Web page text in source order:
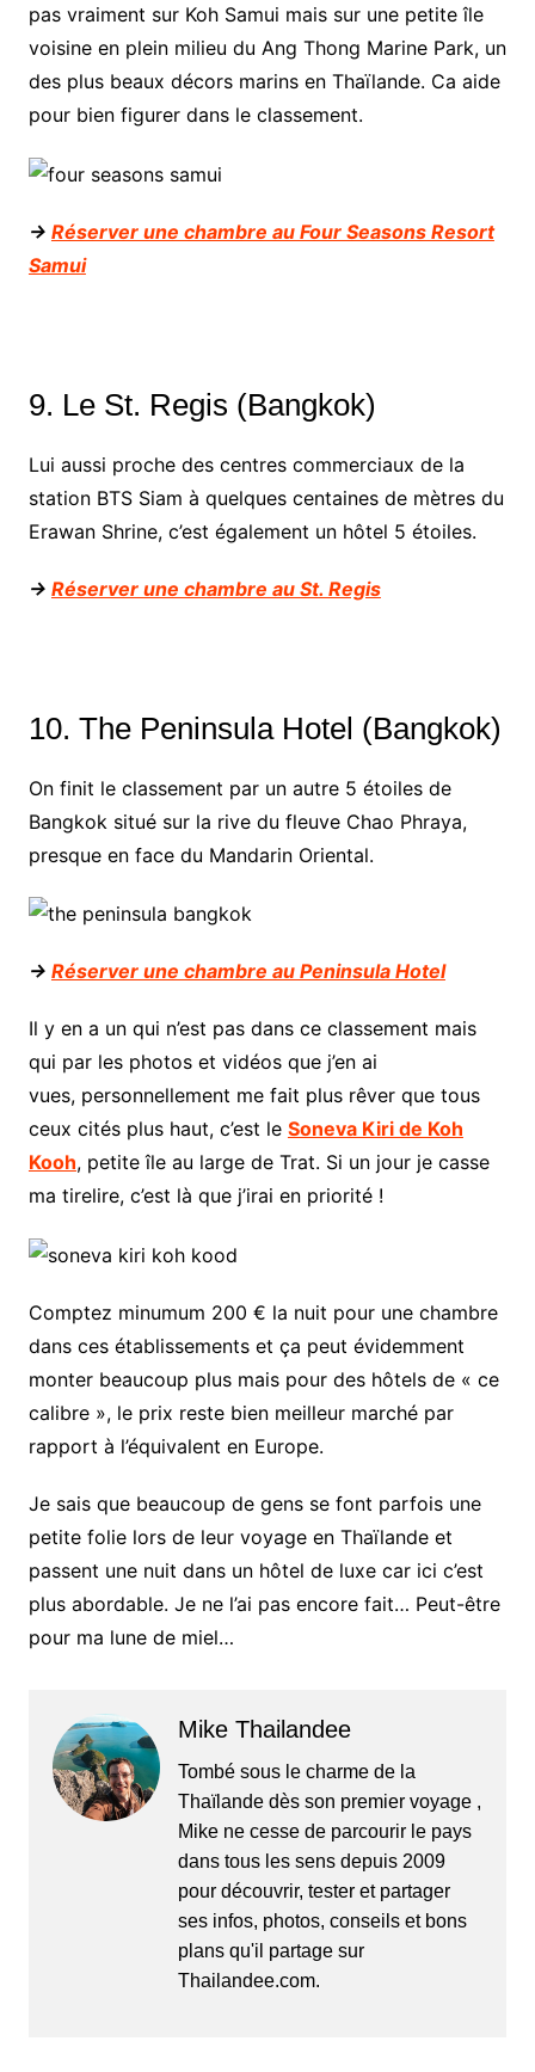
pas vraiment sur Koh Samui mais sur une petite île
voisine en plein milieu du Ang Thong Marine Park, un
des plus beaux décors marins en Thaïlande. Ca aide
pour bien figurer dans le classement.
-> Réserver une chambre au Four Seasons Resort
Samui
9. Le St. Regis (Bangkok)
Lui aussi proche des centres commerciaux de la
station BTS Siam à quelques centaines de mètres du
Erawan Shrine, c’est également un hôtel 5 étoiles.
-> Réserver une chambre au St. Regis
10. The Peninsula Hotel (Bangkok)
On finit le classement par un autre 5 étoiles de
Bangkok situé sur la rive du fleuve Chao Phraya,
presque en face du Mandarin Oriental.
-> Réserver une chambre au Peninsula Hotel
Il y en a un qui n’est pas dans ce classement mais
qui par les photos et vidéos que j’en ai
vues, personnellement me fait plus rêver que tous
ceux cités plus haut, c’est le Soneva Kiri de Koh
Kooh, petite île au large de Trat. Si un jour je casse
ma tirelire, c’est là que j’irai en priorité !
Comptez minumum 200 € la nuit pour une chambre
dans ces établissements et ça peut évidemment
monter beaucoup plus mais pour des hôtels de « ce
calibre », le prix reste bien meilleur marché par
rapport à l’équivalent en Europe.
Je sais que beaucoup de gens se font parfois une
petite folie lors de leur voyage en Thaïlande et
passent une nuit dans un hôtel de luxe car ici c’est
plus abordable. Je ne l’ai pas encore fait… Peut-être
pour ma lune de miel…
Mike Thailandee
Tombé sous le charme de la
Thaïlande dès son premier voyage ,
Mike ne cesse de parcourir le pays
dans tous les sens depuis 2009
pour découvrir, tester et partager
ses infos, photos, conseils et bons
plans qu'il partage sur
Thailandee.com.